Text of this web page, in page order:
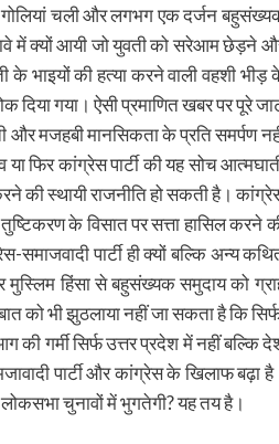
गोलियां चली और लगभग एक दर्जन
में क्यों आयी जो युवती को सरेआम छेड़ने
की हत्या करने वाली वहशी भीड़
दिया गया। ऐसी प्रमाणित खबर पर पूरे
मजहबी मानसिकता के प्रति समर्पण
फिर कांग्रेस पार्टी की यह सोच
की स्थायी राजनीति हो सकती है।
के विसात पर सत्ता हासिल करने
समाजवादी पार्टी ही क्यों बल्कि अन्य
मुस्लिम हिंसा से बहुसंख्यक समुदाय को
को भी झुठलाया नहीं जा सकता है कि
गर्मी सिर्फ उत्तर प्रदेश में नहीं बल्कि
पार्टी और कांग्रेस के खिलाफ बढ़ा
चुनावों में भुगतेगी? यह तय है।